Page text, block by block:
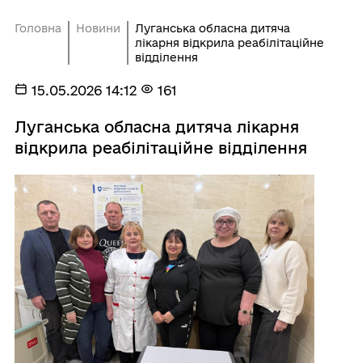
Головна Новини
Луганська обласна дитяча
лікарня відкрила реабілітаційне
відділення
15.05.2026 14:12 161
Луганська обласна дитяча лікарня
відкрила реабілітаційне відділення